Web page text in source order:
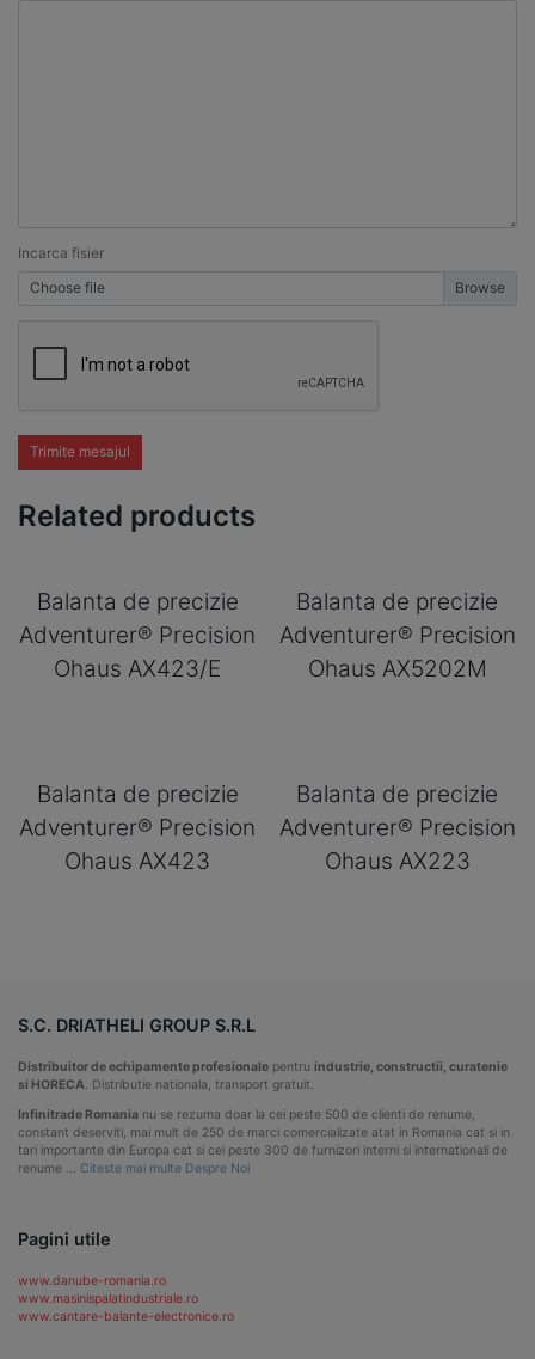
Incarca fisier
Choose file
Trimite mesajul
Related products
Balanta de precizie
Adventurer® Precision
Ohaus AX423/E
Balanta de precizie
Adventurer® Precision
Ohaus AX5202M
Balanta de precizie
Adventurer® Precision
Ohaus AX423
Balanta de precizie
Adventurer® Precision
Ohaus AX223
S.C. DRIATHELI GROUP S.R.L
Distribuitor de echipamente profesionale pentru industrie, constructii, curatenie
si HORECA . Distributie nationala, transport gratuit.
Infinitrade Romania nu se rezuma doar la cei peste 500 de clienti de renume,
constant deserviti, mai mult de 250 de marci comercializate atat in Romania cat si in
tari importante din Europa cat si cei peste 300 de furnizori interni si internationali de
renume … Citeste mai multe Despre Noi
Pagini utile
www.danube-romania.ro
www.masinispalatindustriale.ro
www.cantare-balante-electronice.ro